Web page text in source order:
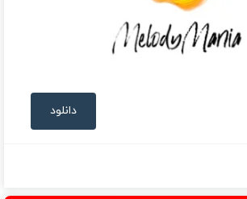
دانلود